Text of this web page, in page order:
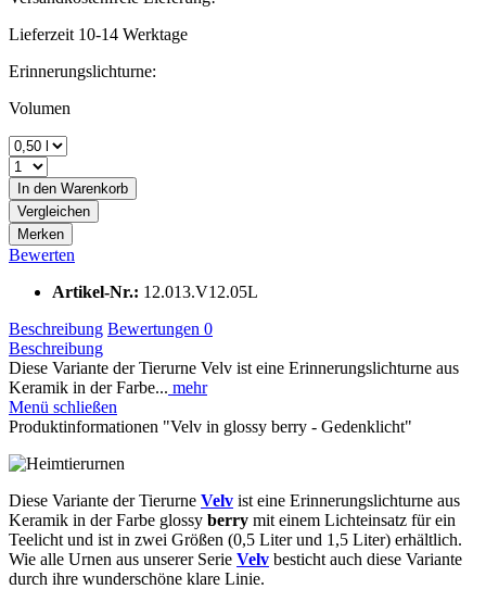
Lieferzeit 10-14 Werktage
Erinnerungslichturne:
Volumen
In den Warenkorb
Vergleichen
Merken
Bewerten
Artikel-Nr.: 12.013.V12.05L
Beschreibung Bewertungen 0
Beschreibung
Diese Variante der Tierurne Velv ist eine Erinnerungslichturne aus
Keramik in der Farbe... mehr
Menü schließen
Produktinformationen "Velv in glossy berry - Gedenklicht"
Diese Variante der Tierurne Velv ist eine Erinnerungslichturne aus
Keramik in der Farbe glossy berry mit einem Lichteinsatz für ein
Teelicht und ist in zwei Größen (0,5 Liter und 1,5 Liter) erhältlich.
Wie alle Urnen aus unserer Serie Velv besticht auch diese Variante
durch ihre wunderschöne klare Linie.